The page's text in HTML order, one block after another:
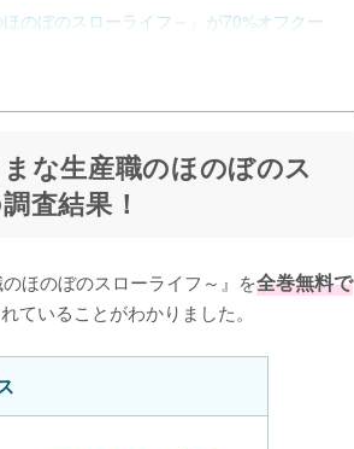
のぼのスローライフ～』が70%オフクー
な生産職のほのぼのス
査結果！
ほのぼのスローライフ～』を全巻無料で
ていることがわかりました。